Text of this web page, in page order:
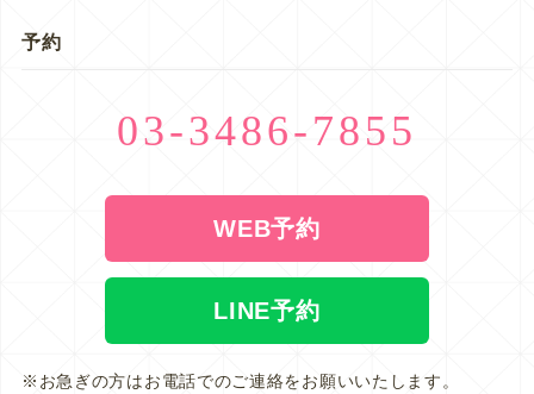
予約
03-3486-7855
WEB予約
LINE予約
※お急ぎの方はお電話でのご連絡をお願いいたします。